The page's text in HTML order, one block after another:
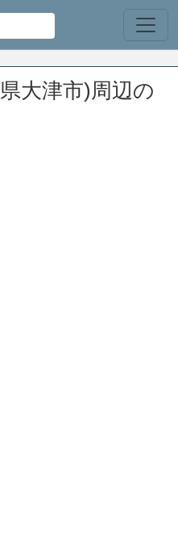
大津市)周辺の